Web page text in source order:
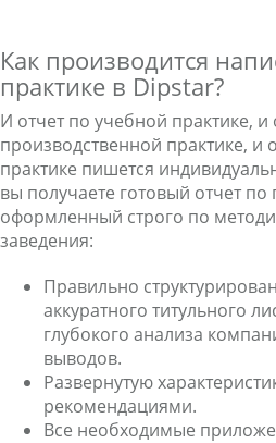
Как производится
практике в Dipstar?
И отчет по учебной практике, и
производственной практике, и
практике пишется
вы получаете готовый отчет
оформленный строго по
заведения:
Правильно
аккуратного титульного
глубокого анализа
выводов.
Развернутую
рекомендациями.
Все необходимые